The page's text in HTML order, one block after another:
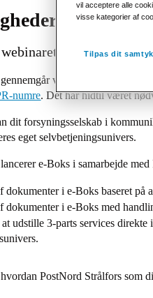
med e-
i en optaget
vi i samarbejde med
numre. Det har hidtil været
dit forsyningsselskab i
eget selvbetjeningsunivers.
e-Boks i samarbejde
dokumenter i e-Boks baseret på
dokumenter i e-Boks med
udstille 3-parts services direkte
PostNord Strålfors som
vil acceptere alle
visse kategorier af
Tilpas dit